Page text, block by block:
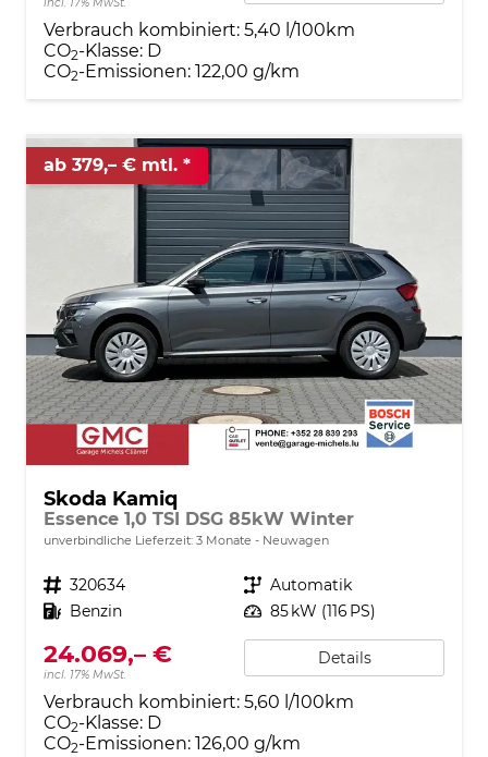
Verbrauch kombiniert: 5,40 l/100km
CO2-Klasse: D
CO2-Emissionen: 122,00 g/km
ab 379,– € mtl.
Skoda Kamiq
Essence 1,0 TSI DSG 85kW Winter
unverbindliche Lieferzeit: 3 Monate Neuwagen
Fahrzeugnr. 320634 Getriebe Automatik
Kraftstoff Benzin Leistung 85 kW (116 PS)
24.069,– €
incl. 17% MwSt.
Details
Verbrauch kombiniert: 5,60 l/100km
CO2-Klasse: D
CO2-Emissionen: 126,00 g/km